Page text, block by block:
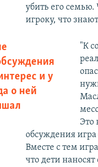
убить его
игроку, что
и у
о ней
"К
Это
обсуждения
Вместе с тем
что дети